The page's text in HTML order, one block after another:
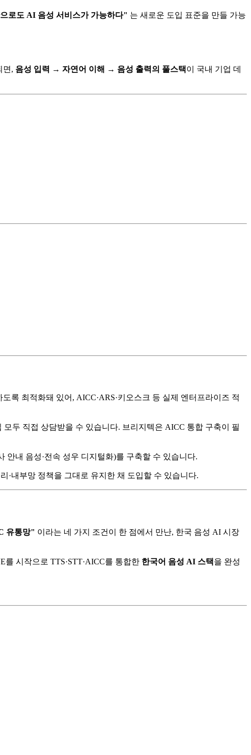
로도 AI 음성 서비스가 가능하다" 는 새로운 도입 표준을 만들 가능
면, 음성 입력 → 자연어 이해 → 음성 출력의 풀스택이 국내 기업 데
록 최적화돼 있어, AICC·ARS·키오스크 등 실제 엔터프라이즈 적
모두 직접 상담받을 수 있습니다. 브리지텍은 AICC 통합 구축이 필
안내 음성·전속 성우 디지털화)를 구축할 수 있습니다.
·내부망 정책을 그대로 유지한 채 도입할 수 있습니다.
유통망" 이라는 네 가지 조건이 한 점에서 만난, 한국 음성 AI 시장
시작으로 TTS·STT·AICC를 통합한 한국어 음성 AI 스택을 완성